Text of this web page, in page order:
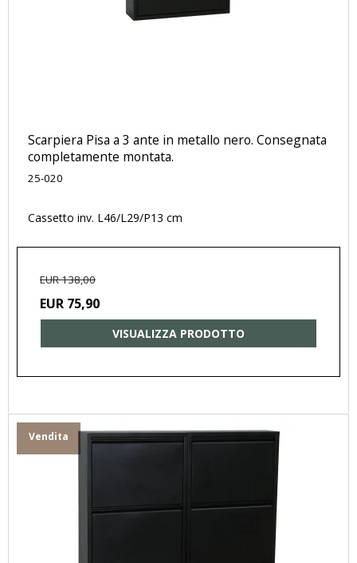
Scarpiera Pisa a 3 ante in metallo nero. Consegnata
completamente montata.
25-020
Cassetto inv. L46/L29/P13 cm
EUR 138,00
EUR 75,90
VISUALIZZA PRODOTTO
Vendita